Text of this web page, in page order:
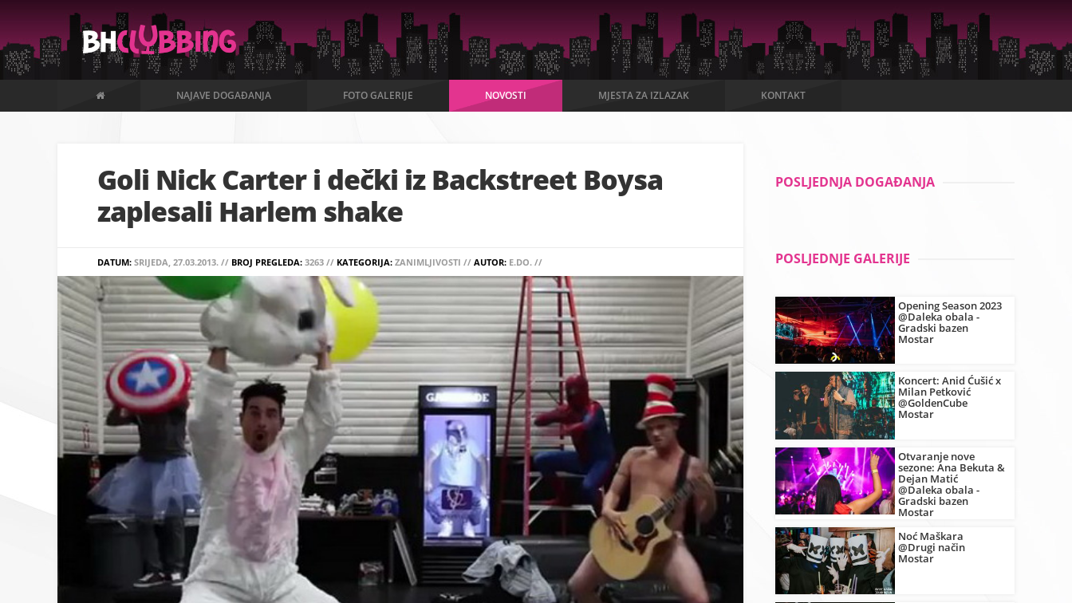
NAJAVE DOGAĐANJA FOTO GALERIJE NOVOSTI MJESTA ZA IZLAZAK KONTAKT
Goli Nick Carter i dečki iz Backstreet Boysa
zaplesali Harlem shake
DATUM: SRIJEDA, 27.03.2013. // BROJ PREGLEDA: 3263 // KATEGORIJA: ZANIMLJIVOSTI // AUTOR: E.DO. //
POSLJEDNJA DOGAĐANJA
POSLJEDNJE GALERIJE
Opening Season 2023
@Daleka obala -
Gradski bazen
Mostar
Koncert: Anid Ćušić x
Milan Petković
@GoldenCube
Mostar
Otvaranje nove
sezone: Ana Bekuta &
Dejan Matić
@Daleka obala -
Gradski bazen
Mostar
Noć Maškara
@Drugi način
Mostar